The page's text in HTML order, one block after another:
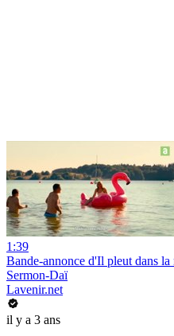
1:39
Bande-annonce d'Il pleut dans
Sermon-Daï
Lavenir.net
il y a 3 ans